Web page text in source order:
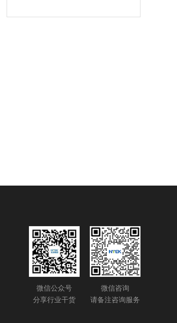
微信公众号
分享行业干货
微信咨询
请备注咨询服务